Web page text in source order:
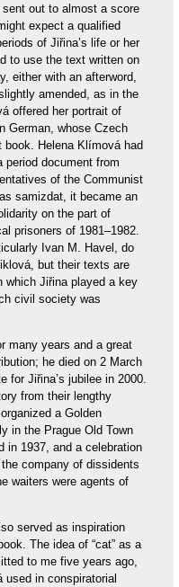
out to almost a score
expect a qualified
of Jiřina’s life or her
to use the text written on
either with an afterword,
amended, as in the
offered her portrait of
German, whose Czech
Helena Klímová had
period document from
of the Communist
samizdat, it became an
on the part of
prisoners of 1981–1982.
Ivan M. Havel, do
but their texts are
which Jiřina played a key
civil society was
many years and a great
he died on 2 March
for Jiřina’s jubilee in 2000.
from their lengthy
a Golden
in the Prague Old Town
in 1937, and a celebration
company of dissidents
waiters were agents of
served as inspiration
The idea of “cat” as a
to me five years ago,
in conspiratorial